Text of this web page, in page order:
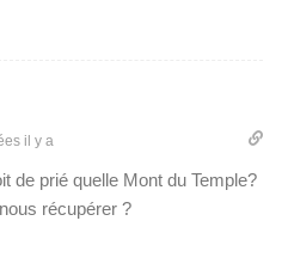
il y a
de prié quelle Mont du Temple?
récupérer ?